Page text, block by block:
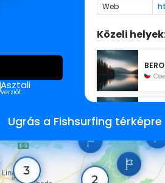
Asztali
verziót
Web
Közeli
Ugrás a Fishsurfing térképre